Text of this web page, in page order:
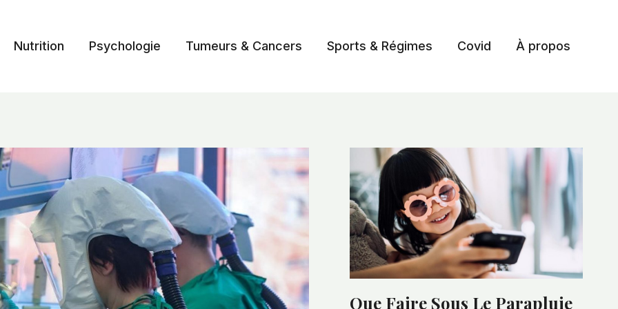
Nutrition Psychologie Tumeurs & Cancers Sports & Régimes Covid À propos
Que Faire Sous Le Parapluie